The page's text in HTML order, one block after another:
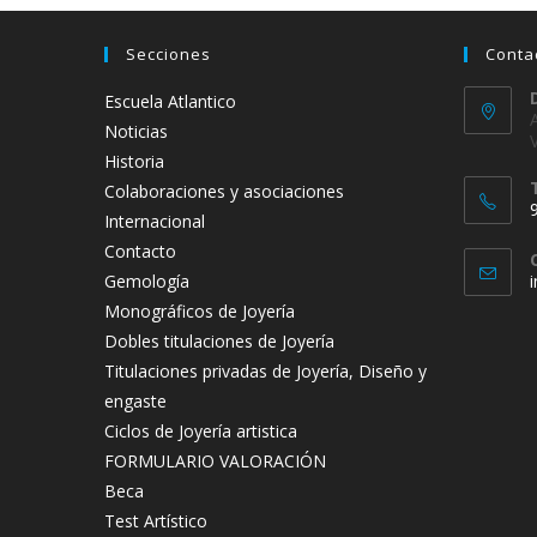
Secciones
Escuela Atlantico
Noticias
Historia
Colaboraciones y asociaciones
Internacional
Contacto
Gemología
Monográficos de Joyería
Dobles titulaciones de Joyería
Titulaciones privadas de Joyería, Diseño y
engaste
Ciclos de Joyería artistica
FORMULARIO VALORACIÓN
Beca
Test Artístico